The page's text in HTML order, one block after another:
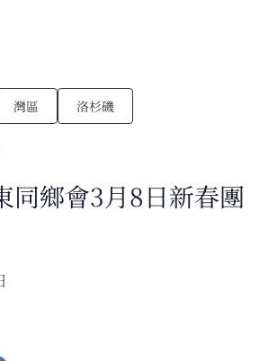
灣區 洛杉磯
同鄉會3月8日新春團